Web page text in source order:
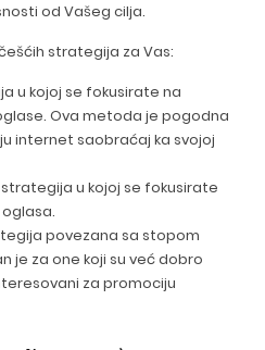
od Vašeg cilja.
strategija za Vas:
u kojoj se fokusirate na
Ova metoda je pogodna
internet saobraćaj ka svojoj
u kojoj se fokusirate
povezana sa stopom
je za one koji su već dobro
za promociju